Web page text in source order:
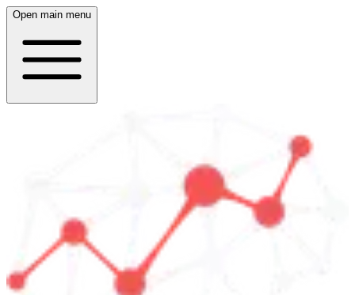
Open main menu